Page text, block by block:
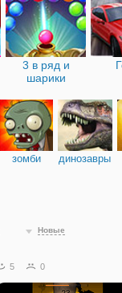
3 в ряд и
шарики
зомби динозавры
Новые
5 0